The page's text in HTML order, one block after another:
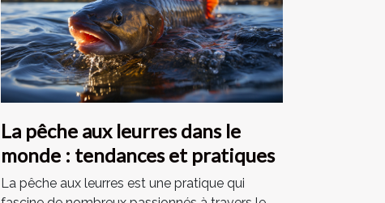
La pêche aux leurres dans le
monde : tendances et pratiques
La pêche aux leurres est une pratique qui